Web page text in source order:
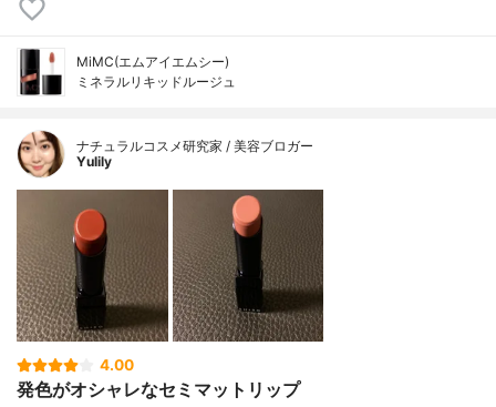
MiMC(エムアイエムシー)
ミネラルリキッドルージュ
ナチュラルコスメ研究家 / 美容ブロガー
Yulily
4.00
発色がオシャレなセミマットリップ